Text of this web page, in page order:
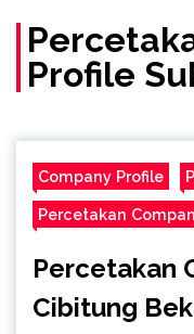
Profile
Company Profile
Percetakan
Percetakan
Cibitung